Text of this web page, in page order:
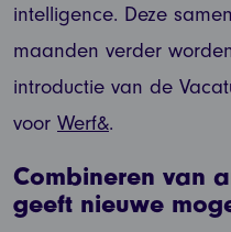
intelligence. Deze
maanden verder
introductie van de
voor Werf&.
Combineren van
geeft nieuwe